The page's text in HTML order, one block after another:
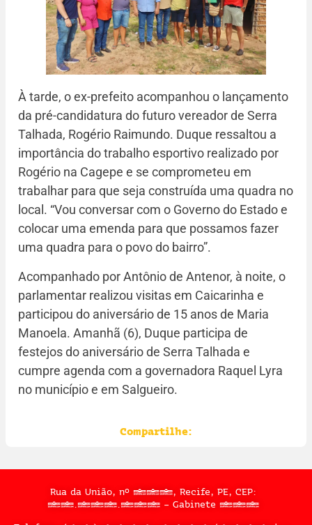
À tarde, o ex-prefeito acompanhou o lançamento
da pré-candidatura do futuro vereador de Serra
Talhada, Rogério Raimundo. Duque ressaltou a
importância do trabalho esportivo realizado por
Rogério na Cagepe e se comprometeu em
trabalhar para que seja construída uma quadra no
local. “Vou conversar com o Governo do Estado e
colocar uma emenda para que possamos fazer
uma quadra para o povo do bairro”.
Acompanhado por Antônio de Antenor, à noite, o
parlamentar realizou visitas em Caicarinha e
participou do aniversário de 15 anos de Maria
Manoela. Amanhã (6), Duque participa de
festejos do aniversário de Serra Talhada e
cumpre agenda com a governadora Raquel Lyra
no município e em Salgueiro.
Compartilhe:
Rua da União, nº 397, Recife, PE, CEP:
50.050.909 – Gabinete 302